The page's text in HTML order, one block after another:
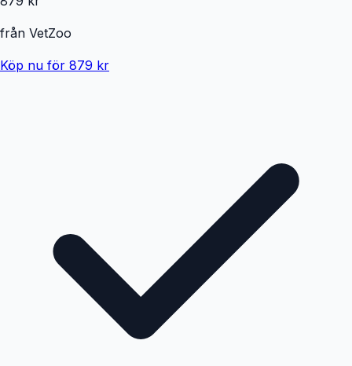
från VetZoo
Köp nu för 879 kr